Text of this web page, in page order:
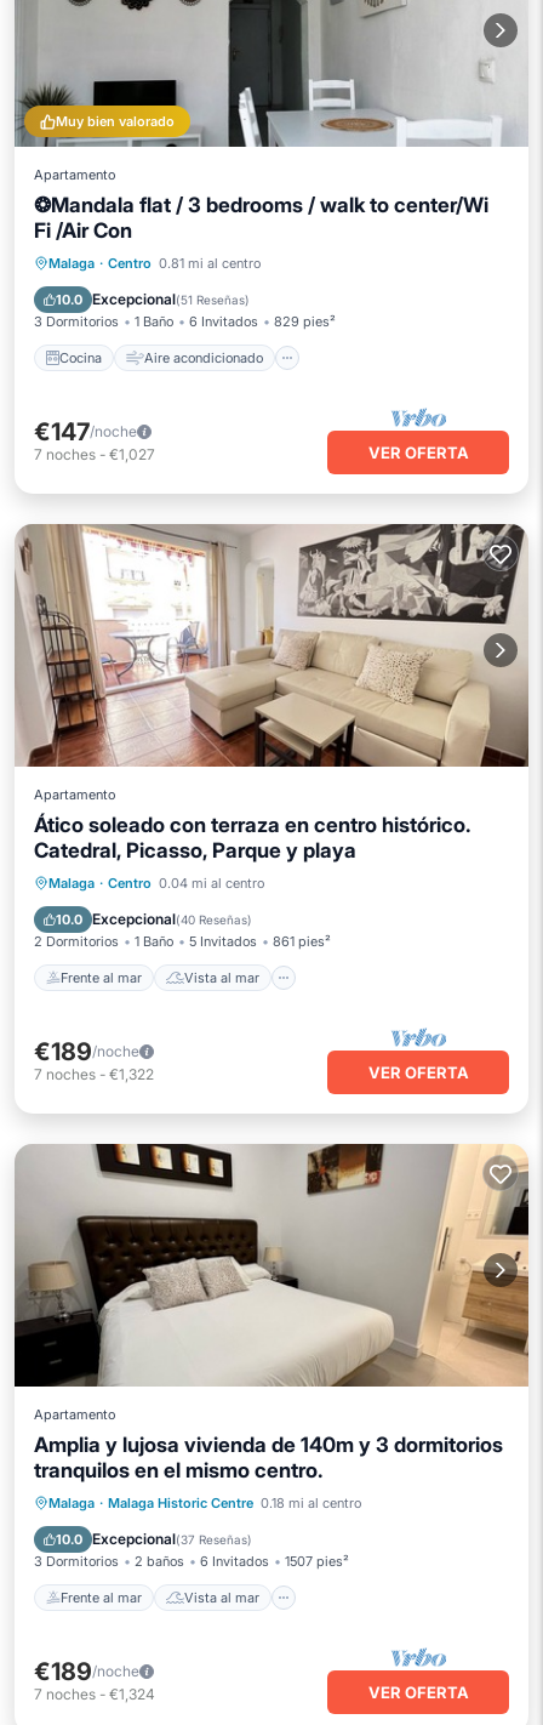
Muy bien valorado
Apartamento
❂Mandala flat / 3 bedrooms / walk to center/Wi
Fi /Air Con
Malaga · Centro 0.81 mi al centro
10.0 Excepcional(51 Reseñas)
3 Dormitorios 1 Baño 6 Invitados 829 pies²
Cocina Aire acondicionado
Cocina Aire acondicionado
Apto para niños
€147/noche
7 noches - €1,027 VER OFERTA
Apartamento
Ático soleado con terraza en centro histórico.
Catedral, Picasso, Parque y playa
Malaga · Centro 0.04 mi al centro
10.0 Excepcional(40 Reseñas)
2 Dormitorios 1 Baño 5 Invitados 861 pies²
Frente al mar Vista al mar
Frente al mar
Vista al mar
Balcón/Terraza
€189/noche
7 noches - €1,322 VER OFERTA
Apartamento
Amplia y lujosa vivienda de 140m y 3 dormitorios
tranquilos en el mismo centro.
Malaga · Malaga Historic Centre 0.18 mi al centro
10.0 Excepcional(37 Reseñas)
3 Dormitorios 2 baños 6 Invitados 1507 pies²
Frente al mar Vista al mar
Frente al mar
Vista al mar
Balcón/Terraza
€189/noche
7 noches - €1,324 VER OFERTA